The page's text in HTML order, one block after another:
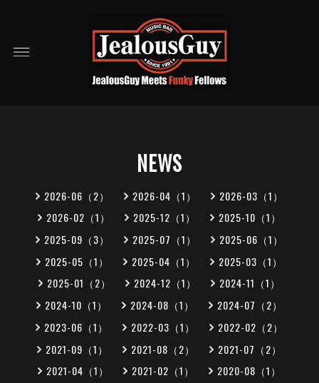
NEWS
2026-06（2） 2026-04（1）
2026-03（1）
2026-02（1）
2025-12（1）
2025-10（1）
2025-09（3）
2025-07（1）
2025-06（1）
2025-05（1）
2025-04（1）
2025-03（1）
2025-01（2）
2024-12（1）
2024-11（1）
2024-10（1）
2024-08（1）
2024-07（2）
2023-06（1）
2022-03（1）
2022-02（2）
2021-09（1）
2021-08（2）
2021-07（2）
2021-04（1）
2021-02（1）
2020-08（1）